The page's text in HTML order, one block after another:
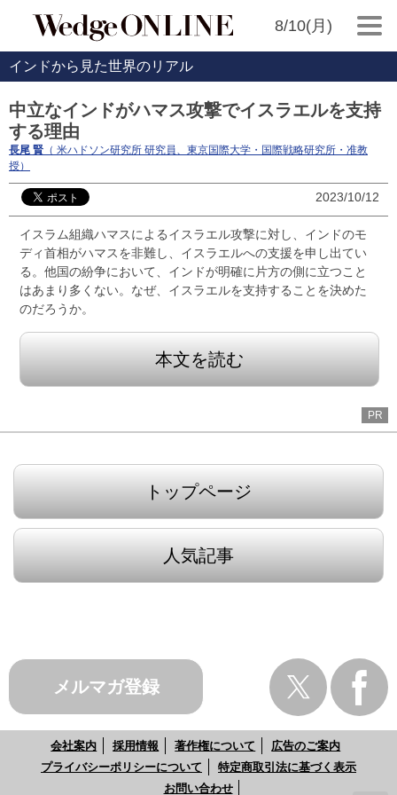
8/10(月)
インドから見た世界のリアル
中立なインドがハマス攻撃でイスラエルを支持
する理由
長尾 賢 （ 米ハドソン研究所 研究員、東京国際大学・国際戦略研究所・准教
授）
2023/10/12
イスラム組織ハマスによるイスラエル攻撃に対し、インドのモ
ディ首相がハマスを非難し、イスラエルへの支援を申し出てい
る。他国の紛争において、インドが明確に片方の側に立つこと
はあまり多くない。なぜ、イスラエルを支持することを決めた
のだろうか。
本文を読む
PR
トップページ
人気記事
メルマガ登録
会社案内 採用情報 著作権について
広告のご案内
プライバシーポリシーについて
特定商取引法に基づく表示
お問い合わせ